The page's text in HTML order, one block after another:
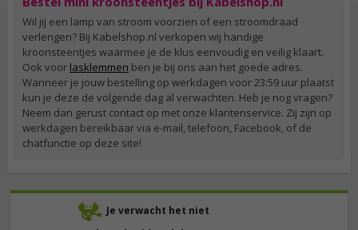
Je verwacht het niet
Wil jij een lamp van stroom voorzien of een stroomdraad
verlengen? Bij Kabelshop.nl verkopen wij handige
kroonsteentjes waarmee je de klus eenvoudig en veilig klaart.
Ook voor lasklemmen ben je bij ons aan het goede adres.
Wanneer je jouw bestelling op werkdagen voor 23:59 uur plaatst
kun je deze de volgende dag al verwachten. Heb je nog vragen?
Neem dan gerust contact op met onze klantenservice. Zij zijn op
werkdagen bereikbaar via e-mail, telefoon, Facebook, of de
chatfunctie op deze site!